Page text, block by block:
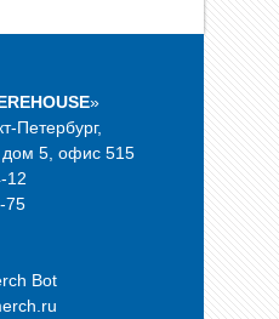
»
Петербург,
дом 5, офис 515
12
75
Bot